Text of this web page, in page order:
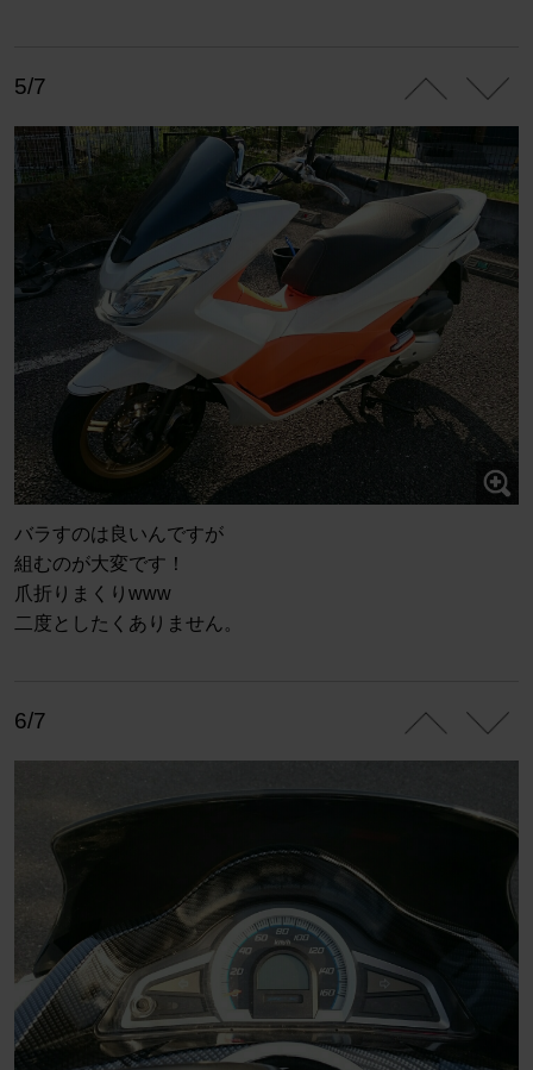
5/7
バラすのは良いんですが
組むのが大変です！
爪折りまくりwww
二度としたくありません。
6/7